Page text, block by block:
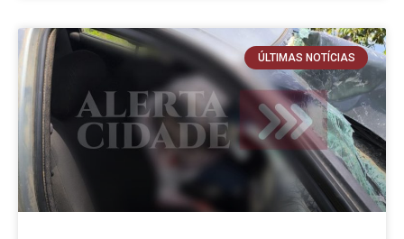
ÚLTIMAS NOTÍCIAS